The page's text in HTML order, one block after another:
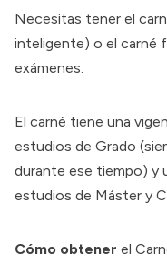
Necesitas tener el
inteligente) o el carné
exámenes.
El carné tiene una
estudios de Grado
durante ese tiempo) y
estudios de Máster y
Cómo obtener el